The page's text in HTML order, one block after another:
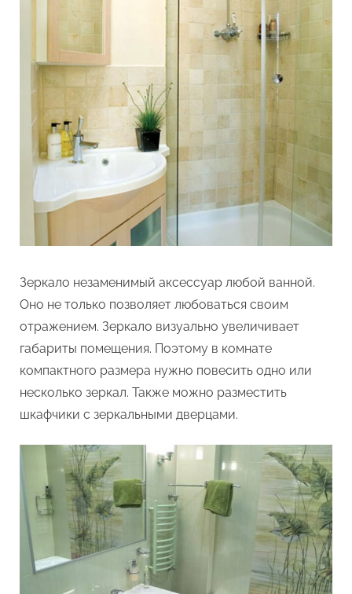
Зеркало незаменимый аксессуар любой ванной.
Оно не только позволяет любоваться своим
отражением. Зеркало визуально увеличивает
габариты помещения. Поэтому в комнате
компактного размера нужно повесить одно или
несколько зеркал. Также можно разместить
шкафчики с зеркальными дверцами.